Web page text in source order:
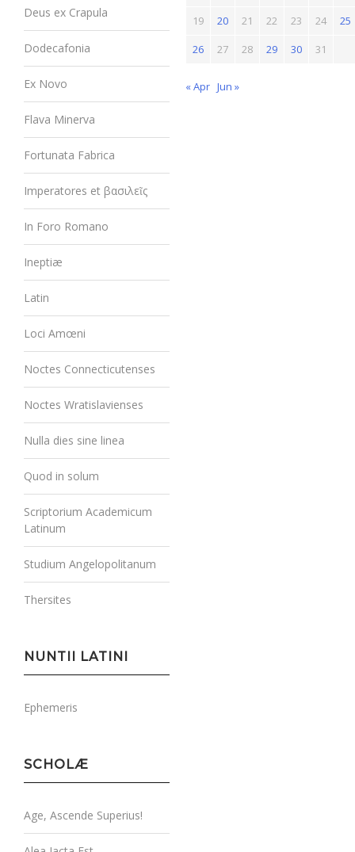
Deus ex Crapula
Dodecafonia
Ex Novo
Flava Minerva
Fortunata Fabrica
Imperatores et βασιλεῖς
In Foro Romano
Ineptiæ
Latin
Loci Amœni
Noctes Connecticutenses
Noctes Wratislavienses
Nulla dies sine linea
Quod in solum
Scriptorium Academicum
Latinum
Studium Angelopolitanum
Thersites
NUNTII LATINI
Ephemeris
SCHOLÆ
Age, Ascende Superius!
19
20 21 22 23 24
25
26
27 28 29 30 31
« Apr Jun »